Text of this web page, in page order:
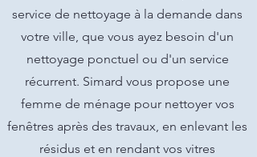
service de nettoyage à la demande dans
votre ville, que vous ayez besoin d'un
nettoyage ponctuel ou d'un service
récurrent. Simard vous propose une
femme de ménage pour nettoyer vos
fenêtres après des travaux, en enlevant les
résidus et en rendant vos vitres